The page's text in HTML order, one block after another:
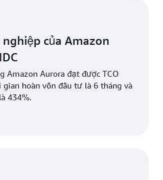
của Amazon
Amazon Aurora đạt được TCO
hoàn vốn đầu tư là 6 tháng và
434%.